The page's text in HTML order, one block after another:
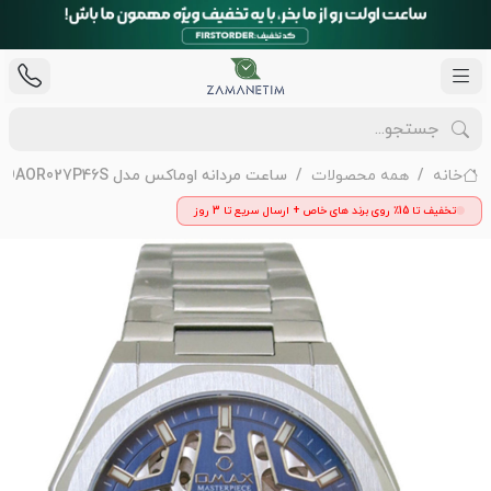
خانه همه محصولات ساعت مردانه اوماکس مدل OAOR027P46S
تخفیف تا 15٪ روی برند های خاص + ارسال سریع تا 3 روز